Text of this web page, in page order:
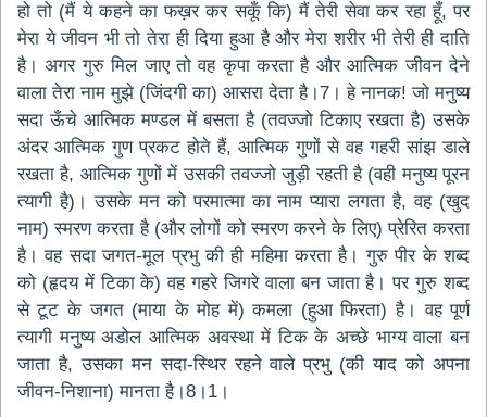
हो तो (मैं ये कहने का फख़र कर सकूँ कि) मैं तेरी सेवा कर रहा हूँ, पर
मेरा ये जीवन भी तो तेरा ही दिया हुआ है और मेरा शरीर भी तेरी ही दाति
है। अगर गुरु मिल जाए तो वह कृपा करता है और आत्मिक जीवन देने
वाला तेरा नाम मुझे (जिंदगी का) आसरा देता है।7। हे नानक! जो मनुष्य
सदा ऊँचे आत्मिक मण्डल में बसता है (तवज्जो टिकाए रखता है) उसके
अंदर आत्मिक गुण प्रकट होते हैं, आत्मिक गुणों से वह गहरी सांझ डाले
रखता है, आत्मिक गुणों में उसकी तवज्जो जुड़ी रहती है (वही मनुष्य पूरन
त्यागी है)। उसके मन को परमात्मा का नाम प्यारा लगता है, वह (खुद
नाम) स्मरण करता है (और लोगों को स्मरण करने के लिए) प्रेरित करता
है। वह सदा जगत-मूल प्रभु की ही महिमा करता है। गुरु पीर के शब्द
को (हृदय में टिका के) वह गहरे जिगरे वाला बन जाता है। पर गुरु शब्द
से टूट के जगत (माया के मोह में) कमला (हुआ फिरता) है। वह पूर्ण
त्यागी मनुष्य अडोल आत्मिक अवस्था में टिक के अच्छे भाग्य वाला बन
जाता है, उसका मन सदा-स्थिर रहने वाले प्रभु (की याद को अपना
जीवन-निशाना) मानता है।8।1।